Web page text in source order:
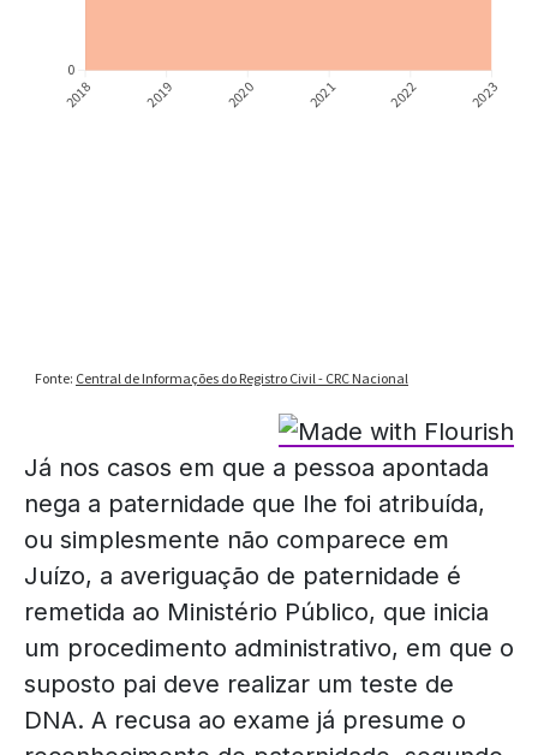
Já nos casos em que a pessoa apontada
nega a paternidade que lhe foi atribuída,
ou simplesmente não comparece em
Juízo, a averiguação de paternidade é
remetida ao Ministério Público, que inicia
um procedimento administrativo, em que o
suposto pai deve realizar um teste de
DNA. A recusa ao exame já presume o